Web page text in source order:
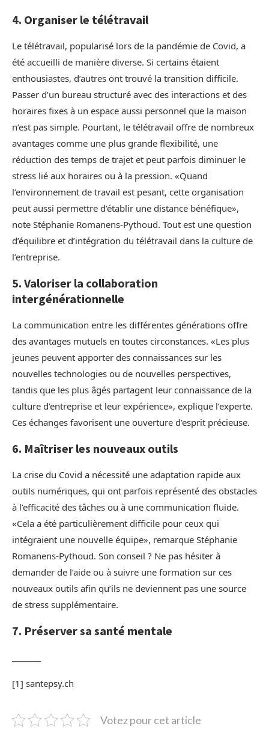
4. Organiser le télétravail
Le télétravail, popularisé lors de la pandémie de Covid, a
été accueilli de manière diverse. Si certains étaient
enthousiastes, d’autres ont trouvé la transition difficile.
Passer d’un bureau structuré avec des interactions et des
horaires fixes à un espace aussi personnel que la maison
n’est pas simple. Pourtant, le télétravail offre de nombreux
avantages comme une plus grande flexibilité, une
réduction des temps de trajet et peut parfois diminuer le
stress lié aux horaires ou à la pression. «Quand
l’environnement de travail est pesant, cette organisation
peut aussi permettre d’établir une distance bénéfique»,
note Stéphanie Romanens-Pythoud. Tout est une question
d’équilibre et d’intégration du télétravail dans la culture de
l’entreprise.
5. Valoriser la collaboration
intergénérationnelle
La communication entre les différentes générations offre
des avantages mutuels en toutes circonstances. «Les plus
jeunes peuvent apporter des connaissances sur les
nouvelles technologies ou de nouvelles perspectives,
tandis que les plus âgés partagent leur connaissance de la
culture d’entreprise et leur expérience», explique l’experte.
Ces échanges favorisent une ouverture d’esprit précieuse.
6. Maîtriser les nouveaux outils
La crise du Covid a nécessité une adaptation rapide aux
outils numériques, qui ont parfois représenté des obstacles
à l’efficacité des tâches ou à une communication fluide.
«Cela a été particulièrement difficile pour ceux qui
intégraient une nouvelle équipe», remarque Stéphanie
Romanens-Pythoud. Son conseil ? Ne pas hésiter à
demander de l’aide ou à suivre une formation sur ces
nouveaux outils afin qu’ils ne deviennent pas une source
de stress supplémentaire.
7. Préserver sa santé mentale
[1] santepsy.ch
Votez pour cet article